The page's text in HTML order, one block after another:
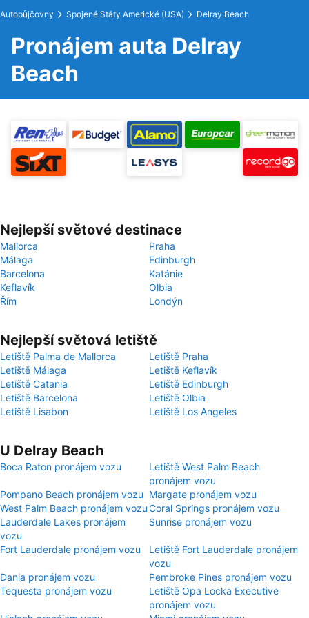
Autopůjčovny Spojené Státy Americké (USA) Delray Beach
Pronájem auta Delray
Beach
Nejlepší světové destinace
Mallorca
Praha
Málaga
Edinburgh
Barcelona
Katánie
Keflavík
Olbia
Řím
Londýn
Nejlepší světová letiště
Letiště Palma de Mallorca
Letiště Praha
Letiště Málaga
Letiště Keflavík
Letiště Catania
Letiště Edinburgh
Letiště Barcelona
Letiště Olbia
Letiště Lisabon
Letiště Los Angeles
U Delray Beach
Boca Raton pronájem vozu
Letiště West Palm Beach
pronájem vozu
Pompano Beach pronájem vozu Margate pronájem vozu
West Palm Beach pronájem vozuCoral Springs pronájem vozu
Lauderdale Lakes pronájem
vozu
Sunrise pronájem vozu
Fort Lauderdale pronájem vozu
Letiště Fort Lauderdale pronájem
vozu
Dania pronájem vozu
Pembroke Pines pronájem vozu
Tequesta pronájem vozu
Letiště Opa Locka Executive
pronájem vozu